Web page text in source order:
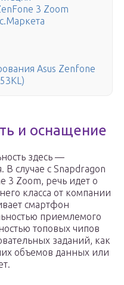
3 Zoom
Asus Zenfone
и оснащение
здесь —
В случае с Snapdragon
3 Zoom, речь идет о
класса от компании
смартфон
приемлемого
топовых чипов
заданий, как
объемов данных или